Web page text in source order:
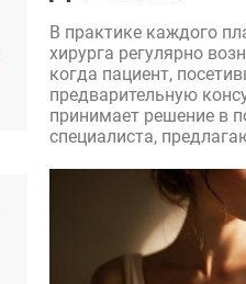
В практике каждого
хирурга регулярно
когда пациент,
предварительную
принимает решение в
специалиста,